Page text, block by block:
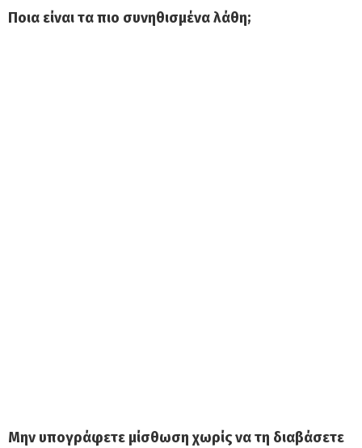
Ποια είναι τα πιο συνηθισμένα λάθη;
Μην υπογράφετε μίσθωση χωρίς να τη διαβάσετε